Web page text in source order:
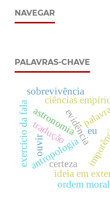
NAVEGAR
PALAVRAS-CHAVE
evidência
ideia em
ciências
sobrevivência
antropologia
tradução
exercício da falaastronomia
ordem moral
certeza
ouvir
eu